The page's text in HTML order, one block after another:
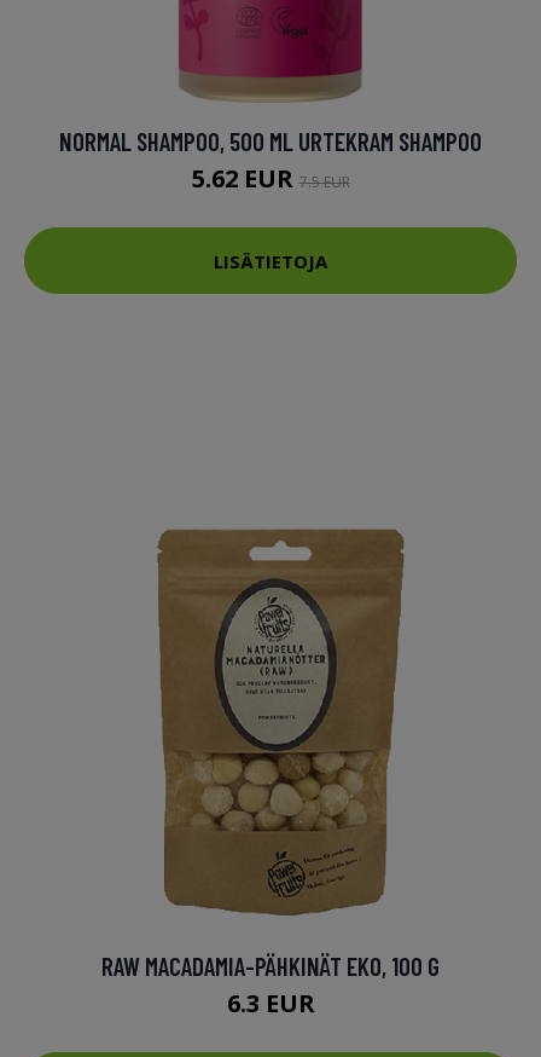
NORMAL SHAMPOO, 500 ML URTEKRAM SHAMPOO
5.62 EUR7.5 EUR
LISÄTIETOJA
RAW MACADAMIA-PÄHKINÄT EKO, 100 G
6.3 EUR